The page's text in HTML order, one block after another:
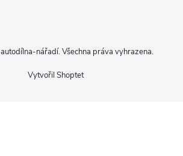
Vytvořil Shoptet
autodílna-nářadí. Všechna práva vyhrazena.